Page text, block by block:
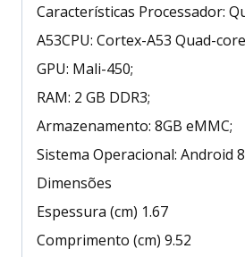
Características Processador:
A53CPU: Cortex-A53 Quad-
GPU: Mali-450;
RAM: 2 GB DDR3;
Armazenamento: 8GB eMMC;
Sistema Operacional: Android
Dimensões
Espessura (cm) 1.67
Comprimento (cm) 9.52